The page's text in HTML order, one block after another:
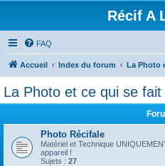
Récif A
FAQ
Accueil Index du forum La Photo
La Photo et ce qui se fait
Photo Récifale
Matériel et Technique
appareil !
Sujets : 27